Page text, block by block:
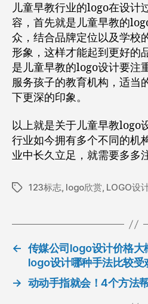
儿童早教行业的logo在设计
容，首先就是儿童早教的
众，结合品牌定位以及学校
形象，这样才能起到更好的
是儿童早教的logo设计要注
服务孩子的教育机构，适当
下更深的印象。
以上就是关于儿童早教logo
行业如今拥有多个不同的机
业中长久立足，就需要多多
标
123标志, logo欣赏, LOGO设
← 传媒公司logo设计价格大
logo设计哪种手法比较受
→ 动动手指就会！4个方法